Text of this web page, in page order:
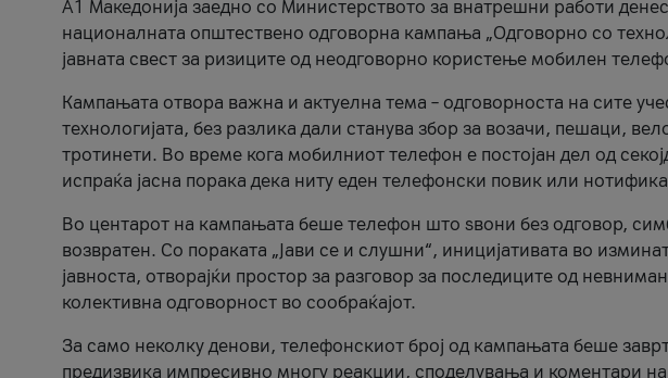
A1 Македонија заедно со Министерството за внатрешни работи
националната општествено одговорна кампања „Одговорно со
јавната свест за ризиците од неодговорно користење мобилен
Кампањата отвора важна и актуелна тема – одговорноста на сите
технологијата, без разлика дали станува збор за возачи, пешаци,
тротинети. Во време кога мобилниот телефон е постојан дел од
испраќа јасна порака дека ниту еден телефонски повик или
Во центарот на кампањата беше телефон што ѕвони без одговор,
возвратен. Со пораката „Јави се и слушни“, иницијативата во
јавноста, отворајќи простор за разговор за последиците од
колективна одговорност во сообраќајот.
За само неколку денови, телефонскиот број од кампањата беше
предизвика импресивно многу реакции, споделувања и коментари